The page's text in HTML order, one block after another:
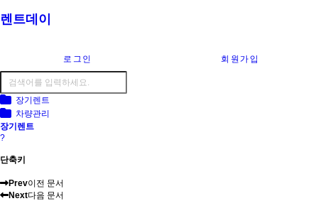
렌트데이
로그인 회원가입
장기렌트
차량관리
장기렌트
?
단축키
Prev이전 문서
Next다음 문서